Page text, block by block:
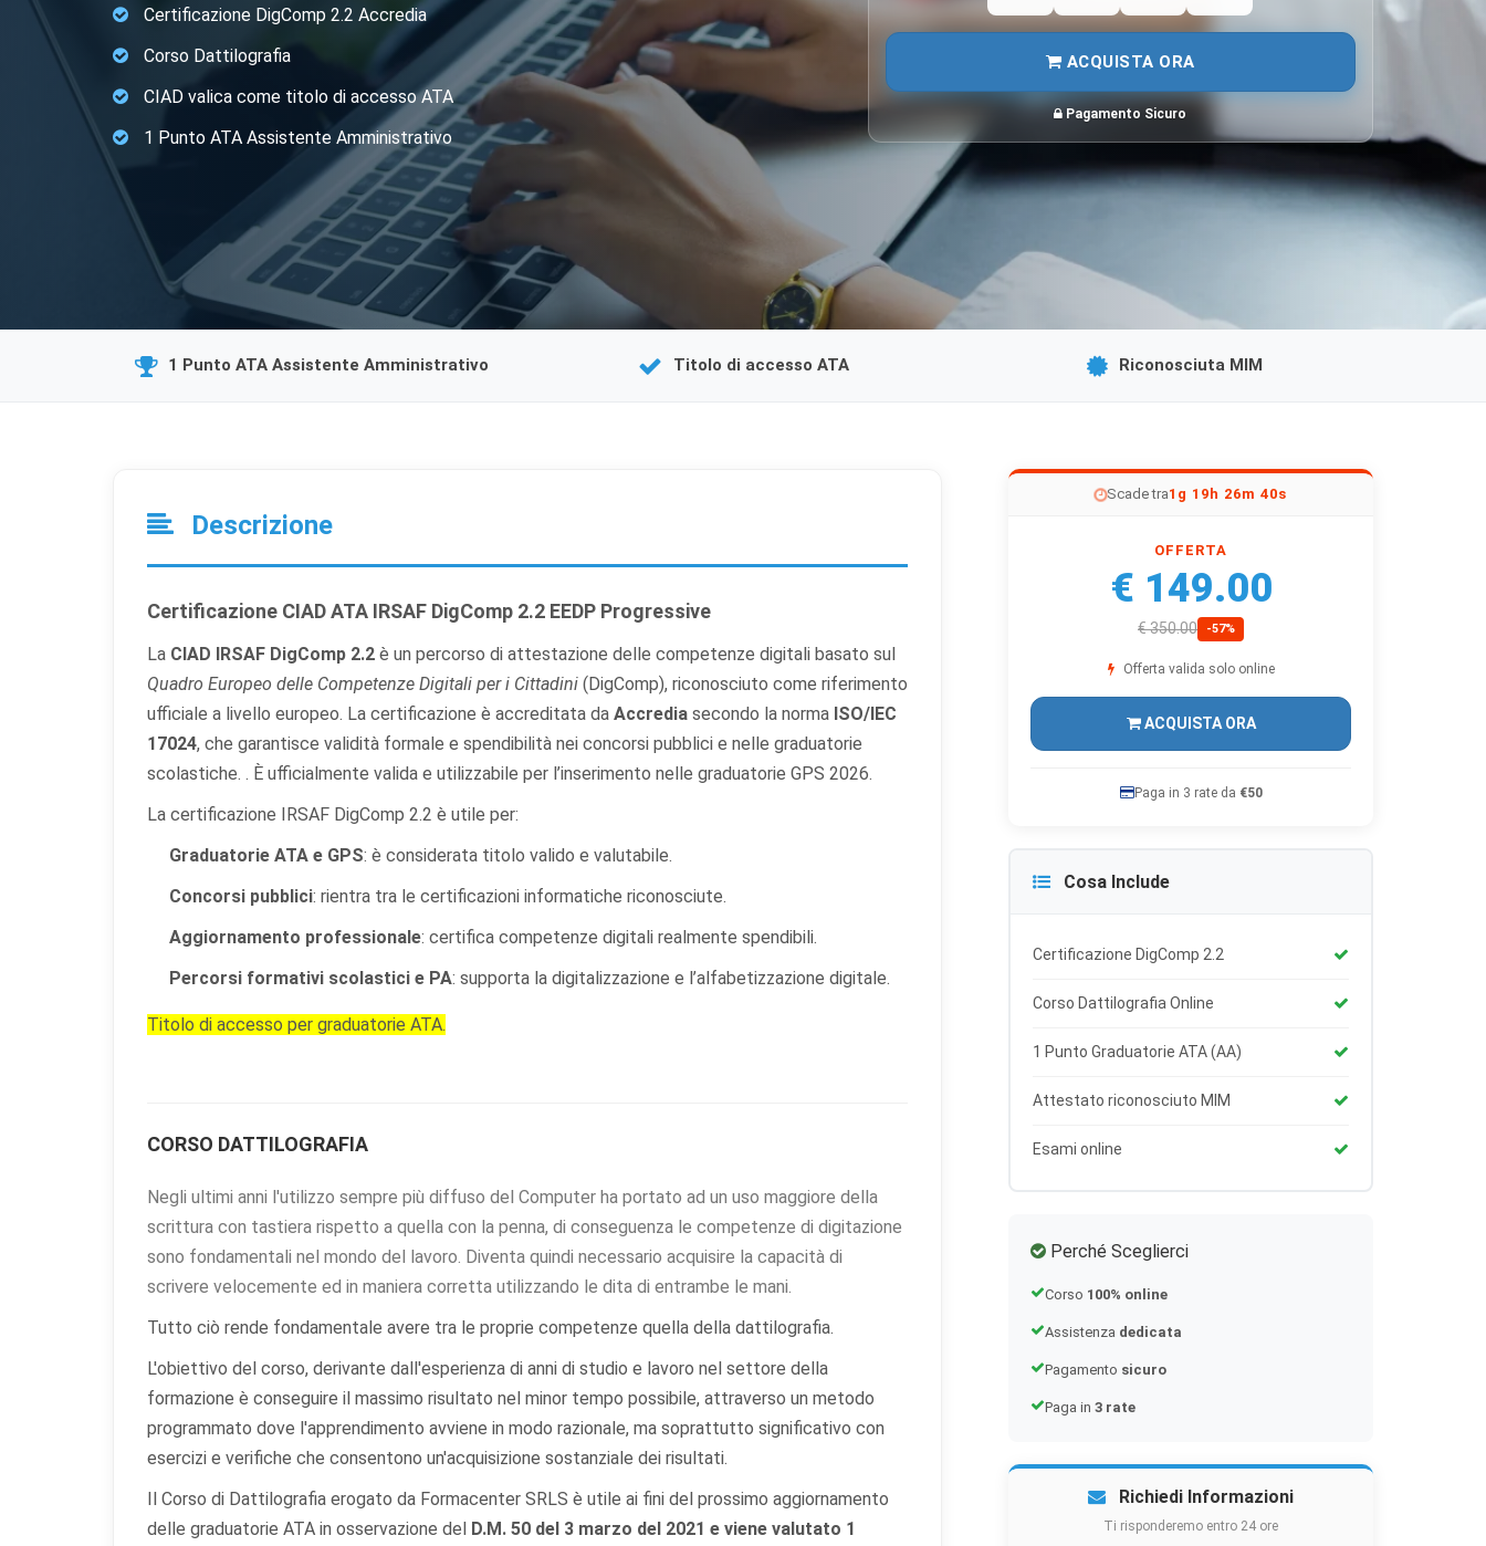
Certificazione DigComp 2.2 Accredia
Corso Dattilografia
CIAD valica come titolo di accesso ATA
1 Punto ATA Assistente Amministrativo
ACQUISTA ORA
Pagamento Sicuro
1 Punto ATA Assistente Amministrativo Titolo di accesso ATA Riconosciuta MIM
Descrizione
Certificazione CIAD ATA IRSAF DigComp 2.2 EEDP Progressive
La CIAD IRSAF DigComp 2.2 è un percorso di attestazione delle competenze digitali basato sul
Quadro Europeo delle Competenze Digitali per i Cittadini (DigComp), riconosciuto come riferimento
ufficiale a livello europeo. La certificazione è accreditata da Accredia secondo la norma ISO/IEC
17024, che garantisce validità formale e spendibilità nei concorsi pubblici e nelle graduatorie
scolastiche. . È ufficialmente valida e utilizzabile per l’inserimento nelle graduatorie GPS 2026.
La certificazione IRSAF DigComp 2.2 è utile per:
Graduatorie ATA e GPS: è considerata titolo valido e valutabile.
Concorsi pubblici: rientra tra le certificazioni informatiche riconosciute.
Aggiornamento professionale: certifica competenze digitali realmente spendibili.
Percorsi formativi scolastici e PA: supporta la digitalizzazione e l’alfabetizzazione digitale.
Titolo di accesso per graduatorie ATA.
CORSO DATTILOGRAFIA
Negli ultimi anni l'utilizzo sempre più diffuso del Computer ha portato ad un uso maggiore della
scrittura con tastiera rispetto a quella con la penna, di conseguenza le competenze di digitazione
sono fondamentali nel mondo del lavoro. Diventa quindi necessario acquisire la capacità di
scrivere velocemente ed in maniera corretta utilizzando le dita di entrambe le mani.
Tutto ciò rende fondamentale avere tra le proprie competenze quella della dattilografia.
L'obiettivo del corso, derivante dall'esperienza di anni di studio e lavoro nel settore della
formazione è conseguire il massimo risultato nel minor tempo possibile, attraverso un metodo
programmato dove l'apprendimento avviene in modo razionale, ma soprattutto significativo con
esercizi e verifiche che consentono un'acquisizione sostanziale dei risultati.
Il Corso di Dattilografia erogato da Formacenter SRLS è utile ai fini del prossimo aggiornamento
delle graduatorie ATA in osservazione del D.M. 50 del 3 marzo del 2021 e viene valutato 1
Scade tra1g 19h 26m 38s
OFFERTA
€ 149.00
€ 350.00 -57%
Offerta valida solo online
ACQUISTA ORA
Paga in 3 rate da €50
Cosa Include
Certificazione DigComp 2.2
Corso Dattilografia Online
1 Punto Graduatorie ATA (AA)
Attestato riconosciuto MIM
Esami online
Perché Sceglierci
Corso 100% online
Assistenza dedicata
Pagamento sicuro
Paga in 3 rate
Richiedi Informazioni
Ti risponderemo entro 24 ore
Preferenze cookie